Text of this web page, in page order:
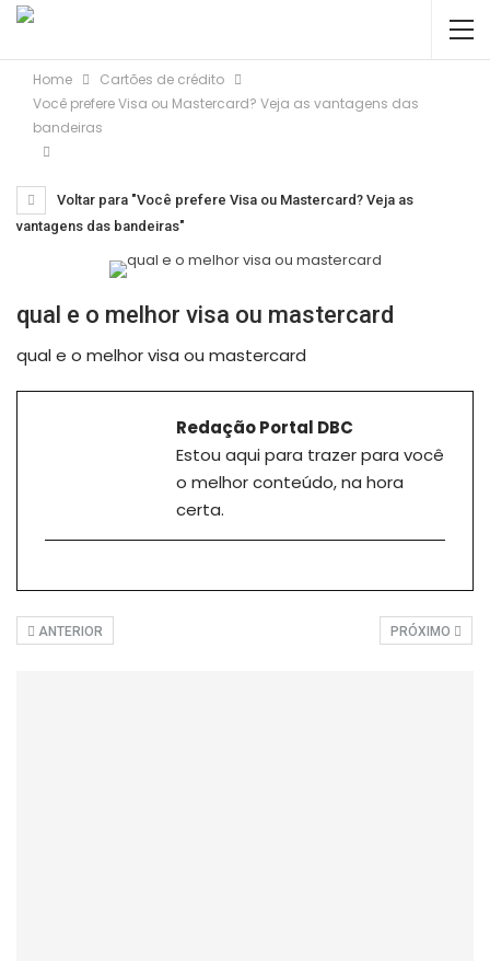
Home
Cartões de crédito
Você prefere Visa ou Mastercard? Veja as vantagens das
bandeiras
Voltar para "Você prefere Visa ou Mastercard? Veja as
vantagens das bandeiras"
qual e o melhor visa ou mastercard
qual e o melhor visa ou mastercard
Redação Portal DBC
Estou aqui para trazer para você
o melhor conteúdo, na hora
certa.
PRÓXIMO
ANTERIOR